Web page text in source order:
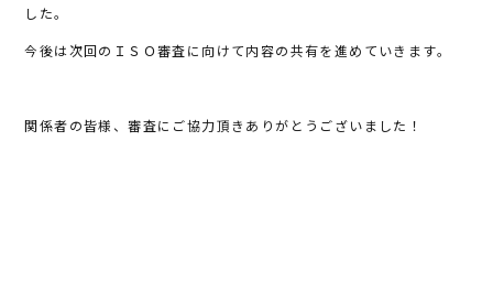
した。
今後は次回のＩＳＯ審査に向けて内容の共有を進めていきます。
関係者の皆様、審査にご協力頂きありがとうございました！